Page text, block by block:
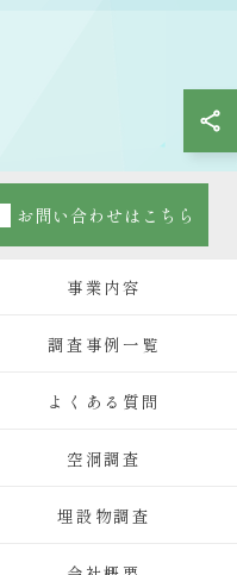
お問い合わせはこちら
事業内容
調査事例一覧
よくある質問
空洞調査
埋設物調査